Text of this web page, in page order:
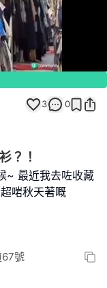
3 0
？！
~ 最近我去咗收藏
啱秋天著嘅
67號